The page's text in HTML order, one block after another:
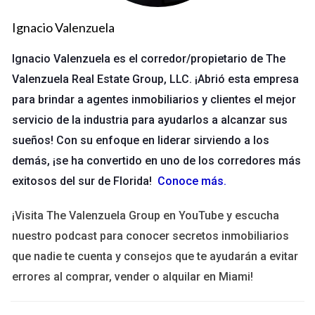
Caso de Éxito 2
Capacitación en Ventas para un Restaurante
para su personal. Al implementar técnicas efectivas de
servicio al cliente, aumentaron sus ventas en un 25% en solo
tres meses. El entrenamiento también ayudó a los empleados
a sentirse más confiados al interactuar con los clientes.
"Nunca imaginé que unas pocas sesiones
Gómez, Propietaria del Restaurante
Ignacio Valenzuela
Ignacio Valenzuela es el corredor/propietario de The
Valenzuela Real Estate Group, LLC. ¡Abrió esta empresa
para brindar a agentes inmobiliarios y clientes el mejor
servicio de la industria para ayudarlos a alcanzar sus
sueños! Con su enfoque en liderar sirviendo a los
demás, ¡se ha convertido en uno de los corredores más
exitosos del sur de Florida! Conoce más.
¡Visita The Valenzuela Group en YouTube y escucha
nuestro podcast para conocer secretos inmobiliarios
que nadie te cuenta y consejos que te ayudarán a evitar
errores al comprar, vender o alquilar en Miami!